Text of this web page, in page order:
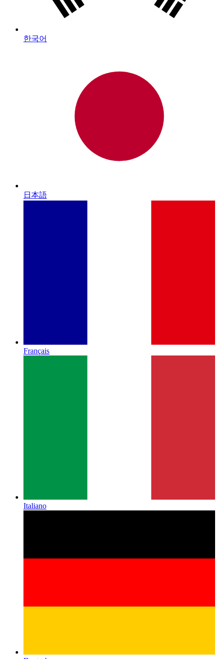
한국어
日本語
Français
Italiano